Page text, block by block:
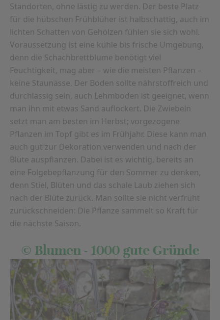
Standorten, ohne lästig zu werden. Der beste Platz
für die hübschen Frühblüher ist halbschattig, auch im
lichten Schatten von Gehölzen fühlen sie sich wohl.
Voraussetzung ist eine kühle bis frische Umgebung,
denn die Schachbrettblume benötigt viel
Feuchtigkeit, mag aber – wie die meisten Pflanzen –
keine Staunässe. Der Boden sollte nährstoffreich und
durchlässig sein, auch Lehmboden ist geeignet, wenn
man ihn mit etwas Sand auflockert. Die Zwiebeln
setzt man am besten im Herbst; vorgezogene
Pflanzen im Topf gibt es im Frühjahr. Diese kann man
auch gut zur Dekoration verwenden und nach der
Blüte auspflanzen. Dabei ist es wichtig, bereits an
eine Folgebepflanzung für den Sommer zu denken,
denn Stiel, Blüten und das schale Laub ziehen sich
nach der Blüte zurück. Man sollte sie nicht verfrüht
zurückschneiden: Die Pflanze sammelt so Kraft für
die nächste Saison.
© Blumen - 1000 gute Gründe